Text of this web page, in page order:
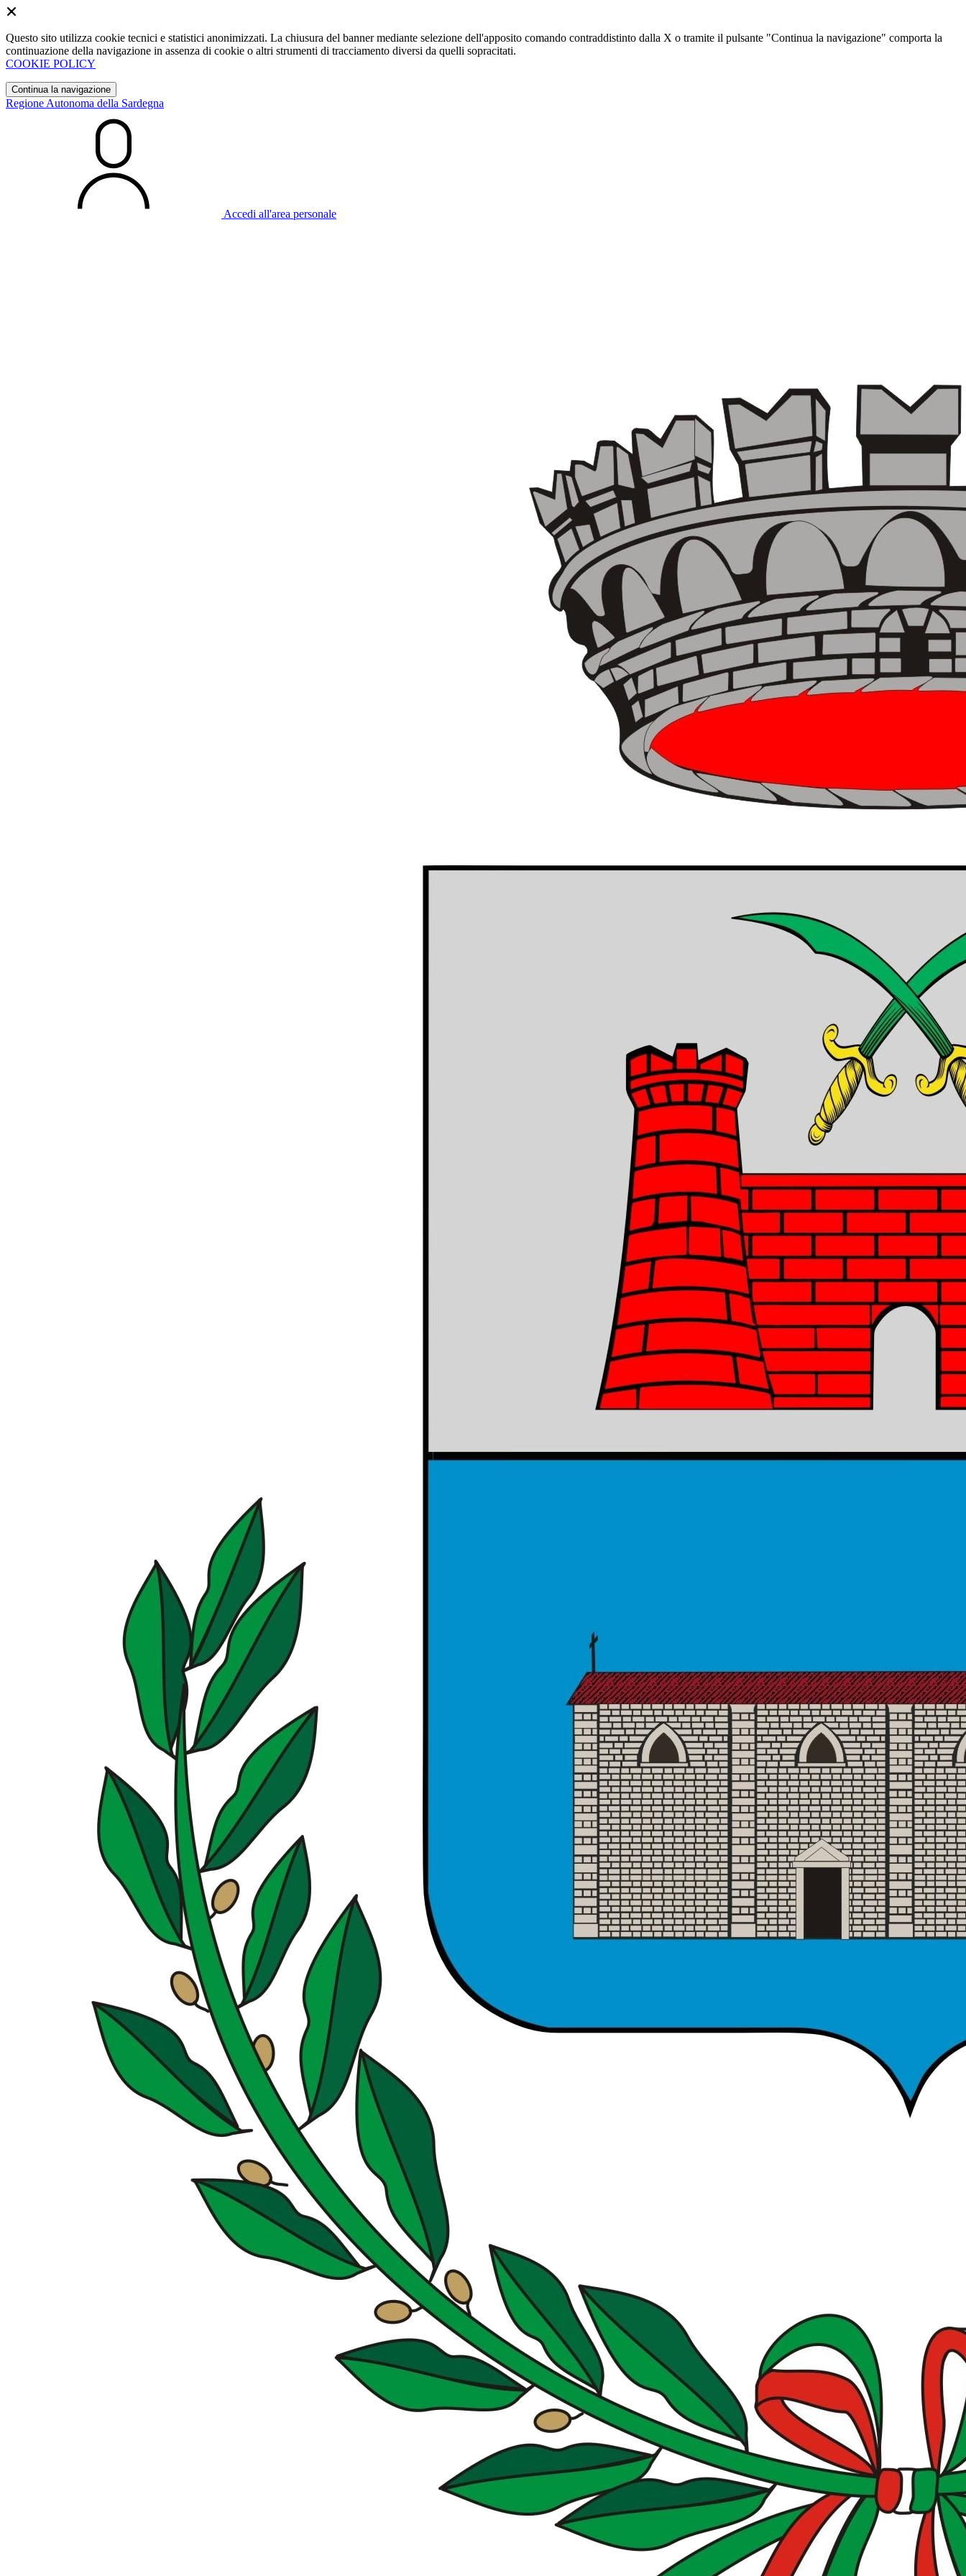
Questo sito utilizza cookie tecnici e statistici anonimizzati. La chiusura del banner mediante selezione dell'apposito comando contraddistinto dalla X o tramite il pulsante "Continua la navigazione" comporta la
continuazione della navigazione in assenza di cookie o altri strumenti di tracciamento diversi da quelli sopracitati.
COOKIE POLICY
Continua la navigazione
Regione Autonoma della Sardegna
Accedi all'area personale